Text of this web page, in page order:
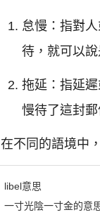
怠慢：指對
待，就可以說
拖延：指延
慢待了這封郵
在不同的語境中
libel意思
一寸光陰一寸金的意